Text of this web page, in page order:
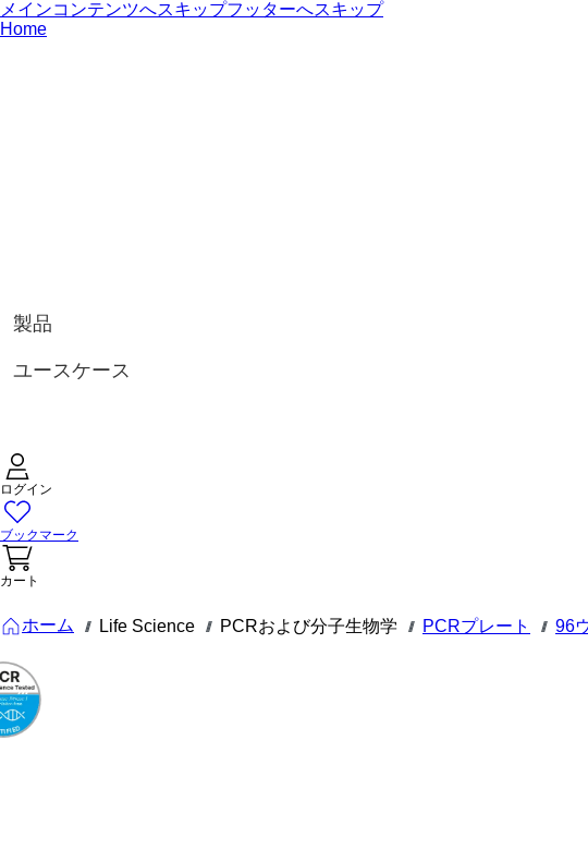
メインコンテンツへスキップフッターへスキップ
Home
製品
ユースケース
ログイン
ブックマーク
カート
ホーム /// Life Science /// PCRおよび分子生物学 /// PCRプレート /// 96